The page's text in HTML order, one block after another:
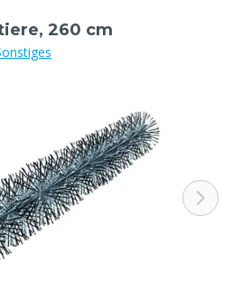
260 cm